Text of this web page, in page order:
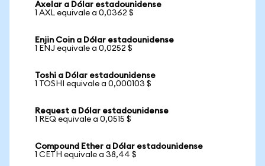
Axelar a Dólar estadounidense
1 AXL equivale a 0,0362 $
Enjin Coin a Dólar estadounidense
1 ENJ equivale a 0,0252 $
Toshi a Dólar estadounidense
1 TOSHI equivale a 0,000103 $
Request a Dólar estadounidense
1 REQ equivale a 0,0515 $
Compound Ether a Dólar estadounidense
1 CETH equivale a 38,44 $